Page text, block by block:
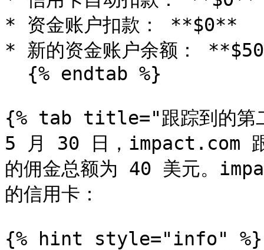
* 资金账户扣款： **$0**
* 新的资金账户余额：
{% tab title="跟踪到的第
5 月 30 日，impact.com 跟
的佣金总额为 40 美元。
的信用卡：
{% hint style="info" %}